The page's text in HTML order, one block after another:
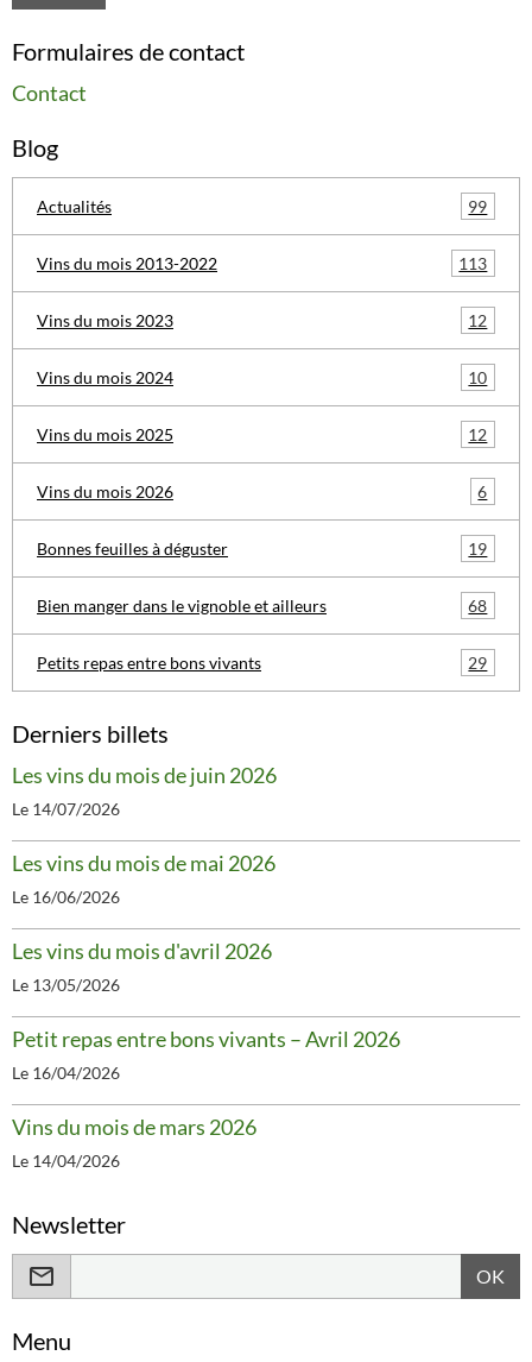
Formulaires de contact
Contact
Blog
Actualités 99
Vins du mois 2013-2022 113
Vins du mois 2023 12
Vins du mois 2024 10
Vins du mois 2025 12
Vins du mois 2026 6
Bonnes feuilles à déguster 19
Bien manger dans le vignoble et ailleurs 68
Petits repas entre bons vivants 29
Derniers billets
Les vins du mois de juin 2026
Le 14/07/2026
Les vins du mois de mai 2026
Le 16/06/2026
Les vins du mois d'avril 2026
Le 13/05/2026
Petit repas entre bons vivants – Avril 2026
Le 16/04/2026
Vins du mois de mars 2026
Le 14/04/2026
Newsletter
OK
Menu